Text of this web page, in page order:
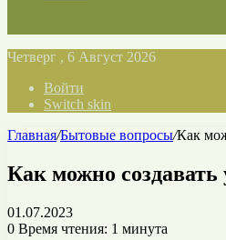
Четверг , 6 Август 2026
Войти
Switch skin
Главная/Бытовые вопросы/Как
Как можно
01.07.2023
0 Время чтения: 1 минута